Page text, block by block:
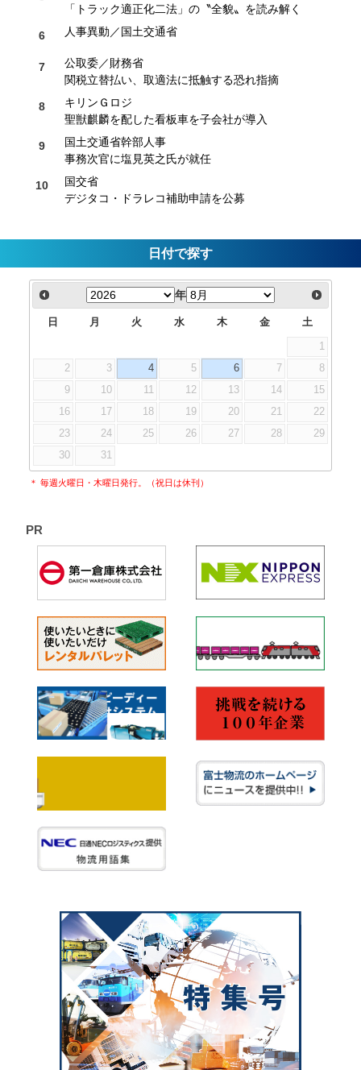
「トラック適正化二法」の〝全貌〟を読み解く
人事異動／国土交通省
公取委／財務省
関税立替払い、取適法に抵触する恐れ指摘
キリンＧロジ
聖獣麒麟を配した看板車を子会社が導入
国土交通省幹部人事
事務次官に塩見英之氏が就任
国交省
デジタコ・ドラレコ補助申請を公募
日付で探す
年
日 月 火 水 木 金 土
1
2
3 4 5 6 7
8
9
10 11 12 13 14
15
16
17 18 19 20 21
22
23
24 25 26 27 28
29
30
31
＊ 毎週火曜日・木曜日発行。（祝日は休刊）